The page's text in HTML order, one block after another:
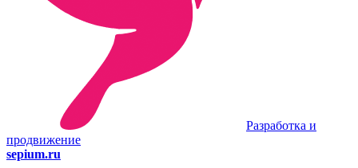
Разработка и
продвижение
sepium.ru